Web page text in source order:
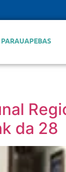
PARAUAPEBAS
da 28